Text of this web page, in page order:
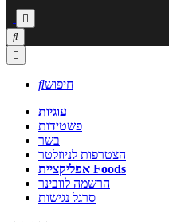



חיפוש
עוגיות
פשטידות
בשר
הצטרפות לניוזלטר
אפליקציית Foods
הרשמה לוובינר
סרגל נגישות